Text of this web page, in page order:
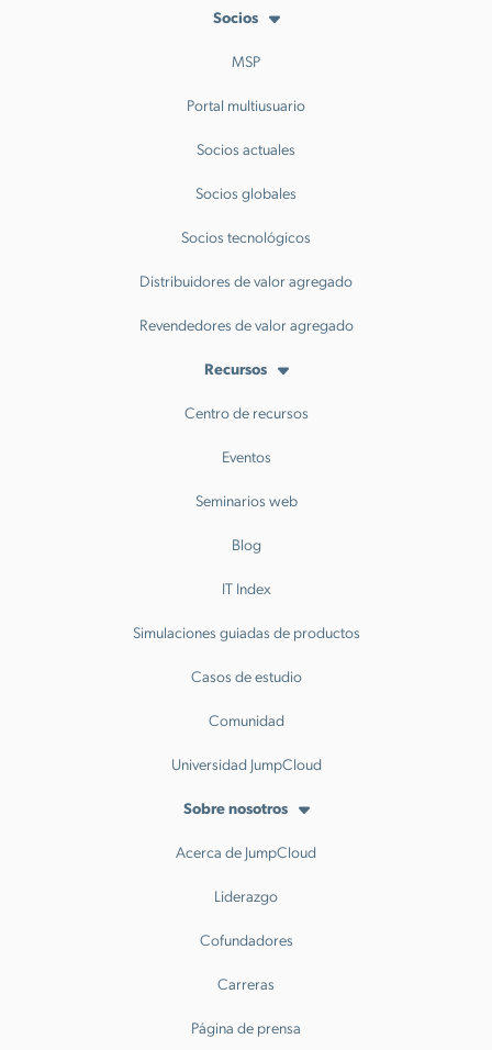
Socios
MSP
Portal multiusuario
Socios actuales
Socios globales
Socios tecnológicos
Distribuidores de valor agregado
Revendedores de valor agregado
Recursos
Centro de recursos
Eventos
Seminarios web
Blog
IT Index
Simulaciones guiadas de productos
Casos de estudio
Comunidad
Universidad JumpCloud
Sobre nosotros
Acerca de JumpCloud
Liderazgo
Cofundadores
Carreras
Página de prensa